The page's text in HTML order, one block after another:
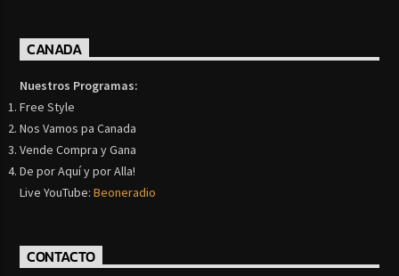
CANADA
Nuestros Programas:
Free Style
Nos Vamos pa Canada
Vende Compra y Gana
De por Aquí y por Alla!
Live YouTube:Beoneradio
CONTACTO